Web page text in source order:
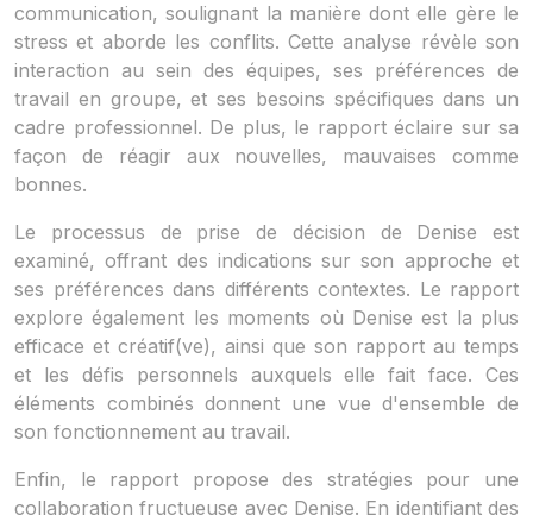
communication, soulignant la manière dont elle gère le
stress et aborde les conflits. Cette analyse révèle son
interaction au sein des équipes, ses préférences de
travail en groupe, et ses besoins spécifiques dans un
cadre professionnel. De plus, le rapport éclaire sur sa
façon de réagir aux nouvelles, mauvaises comme
bonnes.
Le processus de prise de décision de Denise est
examiné, offrant des indications sur son approche et
ses préférences dans différents contextes. Le rapport
explore également les moments où Denise est la plus
efficace et créatif(ve), ainsi que son rapport au temps
et les défis personnels auxquels elle fait face. Ces
éléments combinés donnent une vue d'ensemble de
son fonctionnement au travail.
Enfin, le rapport propose des stratégies pour une
collaboration fructueuse avec Denise. En identifiant des